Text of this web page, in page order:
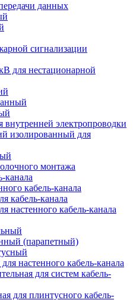
данных
сигнализации
для нестационарной
электропроводки
изолированный для
монтажа
канала
кабель-канала
кабель-канала
настенного кабель-канала
(парапетный)
настенного кабель-канала
для систем кабель-
для плинтусного кабель-